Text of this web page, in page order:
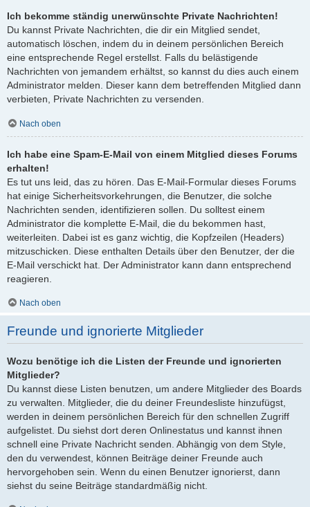
Ich bekomme ständig unerwünschte Private Nachrichten!
Du kannst Private Nachrichten, die dir ein Mitglied sendet,
automatisch löschen, indem du in deinem persönlichen Bereich
eine entsprechende Regel erstellst. Falls du belästigende
Nachrichten von jemandem erhältst, so kannst du dies auch einem
Administrator melden. Dieser kann dem betreffenden Mitglied dann
verbieten, Private Nachrichten zu versenden.
Nach oben
Ich habe eine Spam-E-Mail von einem Mitglied dieses Forums
erhalten!
Es tut uns leid, das zu hören. Das E-Mail-Formular dieses Forums
hat einige Sicherheitsvorkehrungen, die Benutzer, die solche
Nachrichten senden, identifizieren sollen. Du solltest einem
Administrator die komplette E-Mail, die du bekommen hast,
weiterleiten. Dabei ist es ganz wichtig, die Kopfzeilen (Headers)
mitzuschicken. Diese enthalten Details über den Benutzer, der die
E-Mail verschickt hat. Der Administrator kann dann entsprechend
reagieren.
Nach oben
Freunde und ignorierte Mitglieder
Wozu benötige ich die Listen der Freunde und ignorierten
Mitglieder?
Du kannst diese Listen benutzen, um andere Mitglieder des Boards
zu verwalten. Mitglieder, die du deiner Freundesliste hinzufügst,
werden in deinem persönlichen Bereich für den schnellen Zugriff
aufgelistet. Du siehst dort deren Onlinestatus und kannst ihnen
schnell eine Private Nachricht senden. Abhängig von dem Style,
den du verwendest, können Beiträge deiner Freunde auch
hervorgehoben sein. Wenn du einen Benutzer ignorierst, dann
siehst du seine Beiträge standardmäßig nicht.